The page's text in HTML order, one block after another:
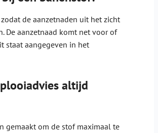
de aanzetnaden uit het zicht
De aanzetnaad komt net voor of
staat aangegeven in het
altijd
gemaakt om de stof maximaal te